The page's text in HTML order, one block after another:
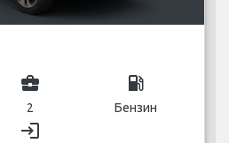
business_center
2
local_gas_station
Бензин
login